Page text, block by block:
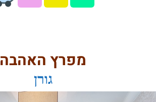
מפרץ האהבה
גורן